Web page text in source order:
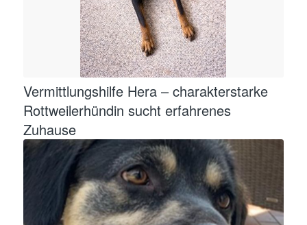
Vermittlungshilfe Hera – charakterstarke
Rottweilerhündin sucht erfahrenes
Zuhause